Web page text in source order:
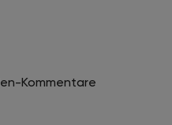
Kommentare